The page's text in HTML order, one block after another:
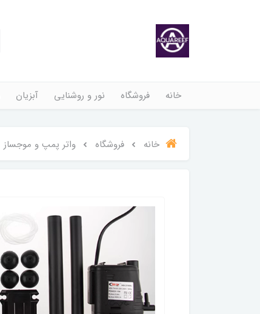
خانه فروشگاه نور و روشنایی آبزیان
خانه فروشگاه واتر پمپ و موجساز